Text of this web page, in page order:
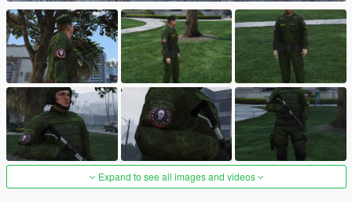
Expand to see all images and videos